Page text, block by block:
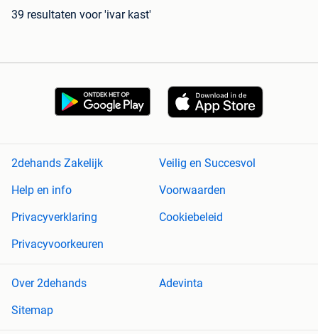
39 resultaten voor 'ivar kast'
2dehands Zakelijk
Veilig en Succesvol
Help en info
Voorwaarden
Privacyverklaring
Cookiebeleid
Privacyvoorkeuren
Over 2dehands
Adevinta
Sitemap